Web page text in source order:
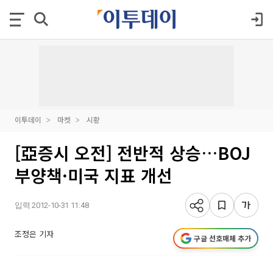
이투데이 마켓 시황
[亞증시 오전] 전반적 상승…BOJ
부양책·미국 지표 개선
입력 2012-10-31 11:48
조정은 기자 구글 선호매체 추가